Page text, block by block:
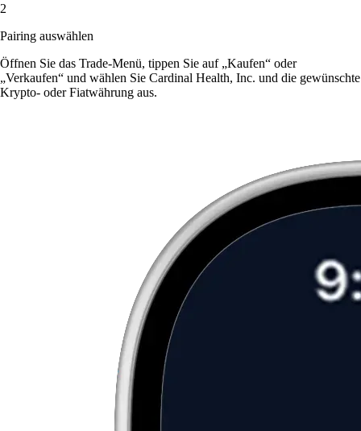
2
Pairing auswählen
Öffnen Sie das Trade-Menü, tippen Sie auf „Kaufen“ oder
„Verkaufen“ und wählen Sie Cardinal Health, Inc. und die gewünschte
Krypto- oder Fiatwährung aus.